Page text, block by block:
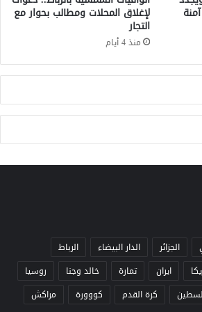
لإغلاق المحلات ومطالب بحوار مع
التجار
منذ 4 أيام
الجزائر الدار البيضاء
الرباط
ايران تمارة خالد وجنا
روسيا
كرة القدم كووورة مراكش